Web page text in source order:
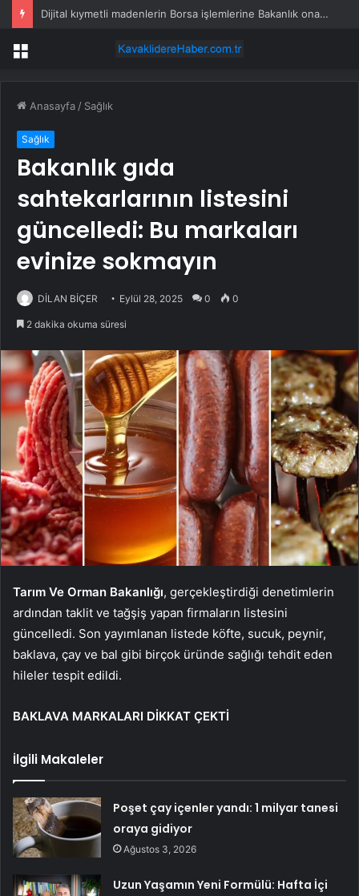
Dijital kıymetli madenlerin Borsa işlemlerine Bakanlık onayı şartı
Menü
Anasayfa / Sağlık
Sağlık
Bakanlık gıda
sahtekarlarının listesini
güncelledi: Bu markaları
evinize sokmayın
DİLAN BİÇER Eylül 28, 2025 0 0
2 dakika okuma süresi
Tarım Ve Orman Bakanlığı, gerçekleştirdiği denetimlerin
ardından taklit ve tağşiş yapan firmaların listesini
güncelledi. Son yayımlanan listede köfte, sucuk, peynir,
baklava, çay ve bal gibi birçok üründe sağlığı tehdit eden
hileler tespit edildi.
BAKLAVA MARKALARI DİKKAT ÇEKTİ
İlgili Makaleler
Poşet çay içenler yandı: 1 milyar tanesi
oraya gidiyor
Ağustos 3, 2026
Uzun Yaşamın Yeni Formülü: Hafta İçi